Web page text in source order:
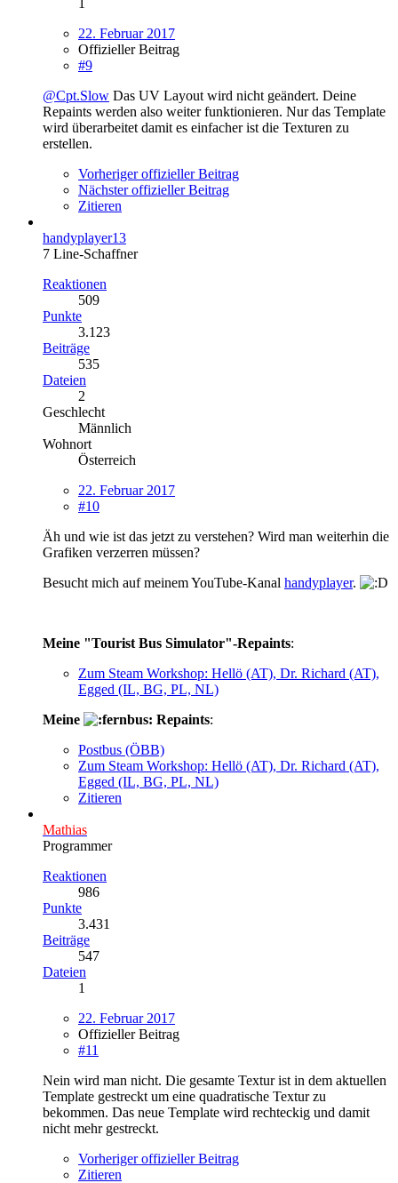
22. Februar 2017
Offizieller Beitrag
#9
@Cpt.Slow Das UV Layout wird nicht geändert. Deine
Repaints werden also weiter funktionieren. Nur das Template
wird überarbeitet damit es einfacher ist die Texturen zu
erstellen.
Vorheriger offizieller Beitrag
Nächster offizieller Beitrag
Zitieren
handyplayer13
7 Line-Schaffner
Reaktionen
509
Punkte
3.123
Beiträge
535
Dateien
2
Geschlecht
Männlich
Wohnort
Österreich
22. Februar 2017
#10
Äh und wie ist das jetzt zu verstehen? Wird man weiterhin die
Grafiken verzerren müssen?
Besucht mich auf meinem YouTube-Kanal handyplayer.
Meine "Tourist Bus Simulator"-Repaints:
Zum Steam Workshop: Hellö (AT), Dr. Richard (AT),
Egged (IL, BG, PL, NL)
Meine
Repaints:
Postbus (ÖBB)
Zum Steam Workshop: Hellö (AT), Dr. Richard (AT),
Egged (IL, BG, PL, NL)
Zitieren
Mathias
Programmer
Reaktionen
986
Punkte
3.431
Beiträge
547
Dateien
1
22. Februar 2017
Offizieller Beitrag
#11
Nein wird man nicht. Die gesamte Textur ist in dem aktuellen
Template gestreckt um eine quadratische Textur zu
bekommen. Das neue Template wird rechteckig und damit
nicht mehr gestreckt.
Vorheriger offizieller Beitrag
Zitieren